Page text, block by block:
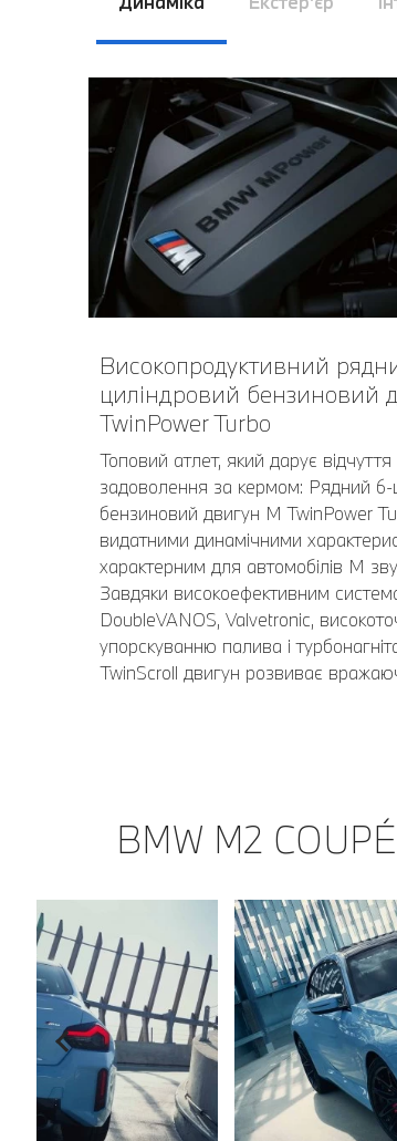
Високопродуктивний
циліндровий бензиновий
TwinPower Turbo
Топовий атлет, який дарує
задоволення за кермом: Рядний 6-
бензиновий двигун M TwinPower
видатними динамічними
характерним для автомобілів М
Завдяки високоефективним
DoubleVANOS, Valvetronic,
упорскуванню палива і
TwinScroll двигун розвиває
BMW M2